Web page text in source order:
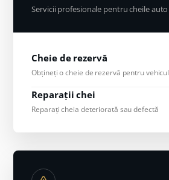
Servicii profesionale pentru cheile auto
Cheie de rezervă
Obțineți o cheie de rezervă pentru
Reparații chei
Reparați cheia deteriorată sau defectă